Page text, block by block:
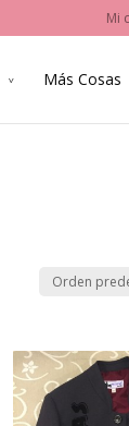
Mi
Más Cosas